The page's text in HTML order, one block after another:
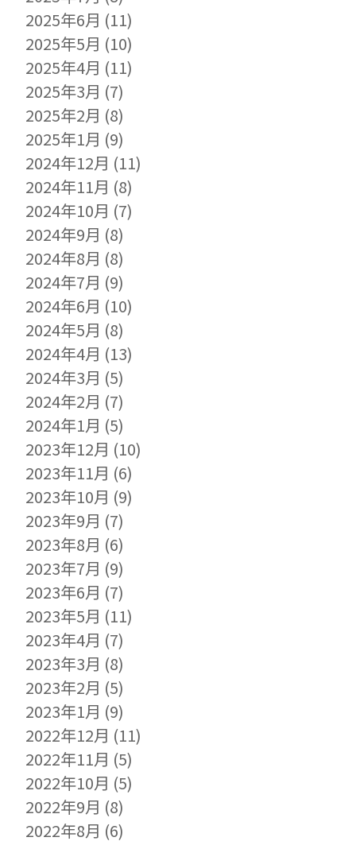
2025年6月 (11)
2025年5月 (10)
2025年4月 (11)
2025年3月 (7)
2025年2月 (8)
2025年1月 (9)
2024年12月 (11)
2024年11月 (8)
2024年10月 (7)
2024年9月 (8)
2024年8月 (8)
2024年7月 (9)
2024年6月 (10)
2024年5月 (8)
2024年4月 (13)
2024年3月 (5)
2024年2月 (7)
2024年1月 (5)
2023年12月 (10)
2023年11月 (6)
2023年10月 (9)
2023年9月 (7)
2023年8月 (6)
2023年7月 (9)
2023年6月 (7)
2023年5月 (11)
2023年4月 (7)
2023年3月 (8)
2023年2月 (5)
2023年1月 (9)
2022年12月 (11)
2022年11月 (5)
2022年10月 (5)
2022年9月 (8)
2022年8月 (6)